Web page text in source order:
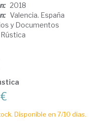
2018
Valencia. España
y Documentos
Rústica
Disponible en 7/10 días.